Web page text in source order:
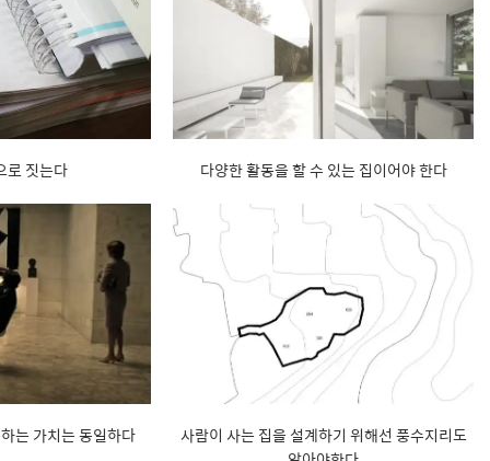
로 짓는다 다양한 활동을 할 수 있는 집이어야 한다
는 가치는 동일하다
사람이 사는 집을 설계하기 위해선 풍수지리도